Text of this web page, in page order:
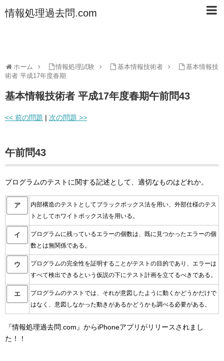
情報処理過去問.com
ホーム 情報処理試験 基本情報技術者
基本情報技
術者 平成17年度春期
基本情報技術者 平成17年度春期午前問43
<< 前の問題 | 次の問題 >>
午前問43
プログラムのテストに関する記述として、適切なものはどれか。
ア
内部構造のテストとしてブラックボックス法を用い、外部仕様のテス
トとしてホワイトボックス法を用いる。
イ
プログラムに残っているエラーの個数は、既に見つかったエラーの個
数とは無関係である。
ウ
プログラムの完全性を証明することがテストの目的であり、エラーは
すべて検出できるという仮説の下にテスト計画を立てるべきである。
エ
プログラムのテストでは、それが意図したように動くかどうかだけで
はなく、意図しなかった動きがあるかどうかも調べる必要がある。
『情報処理過去問.com』からiPhoneアプリがリリースされまし
た！！